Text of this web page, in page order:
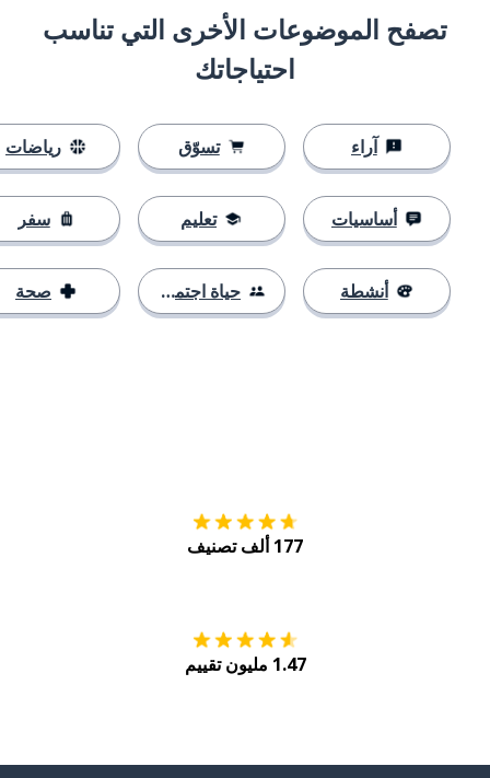
تصفح الموضوعات الأخرى التي تناسب
احتياجاتك
آراء
أساسيات
أنشطة
تسوّق
تعليم
حياة اجتماعية
رياضات
سفر
صحة
177 ألف تصنيف
1.47 مليون تقييم